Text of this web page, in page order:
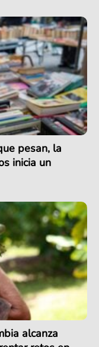
pesan, la
inicia un
alcanza